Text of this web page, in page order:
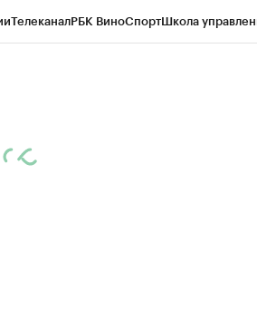
ТелеканалРБК ВиноСпортШкола